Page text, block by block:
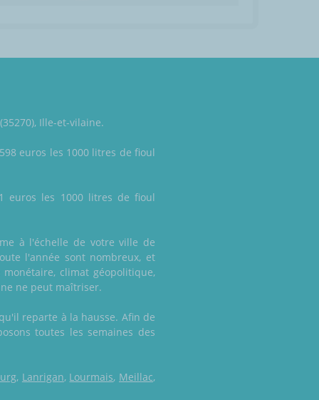
Ille-et-vilaine.
euros les 1000 litres de fioul
euros les 1000 litres de fioul
à l'échelle de votre ville de
l'année sont nombreux, et
climat géopolitique,
ne peut maîtriser.
reparte à la hausse. Afin de
toutes les semaines des
, Lanrigan, Lourmais, Meillac,